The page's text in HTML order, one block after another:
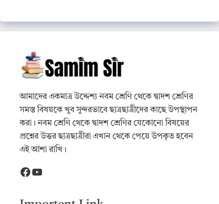
আমাদের একমাত্র উদ্দেশ্য নবম শ্রেণি থেকে দ্বাদশ শ্রেণির
সমস্ত বিষয়কে খুব সুন্দরভাবে ছাত্রছাত্রীদের কাছে উপস্থাপন
করা। নবম শ্রেণি থেকে দ্বাদশ শ্রেণির যেকোনো বিষয়ের
প্রশ্নের উত্তর ছাত্রছাত্রীরা এখান থেকে পেয়ে উপকৃত হবেন
এই আশা রাখি।
Facebook
YouTube